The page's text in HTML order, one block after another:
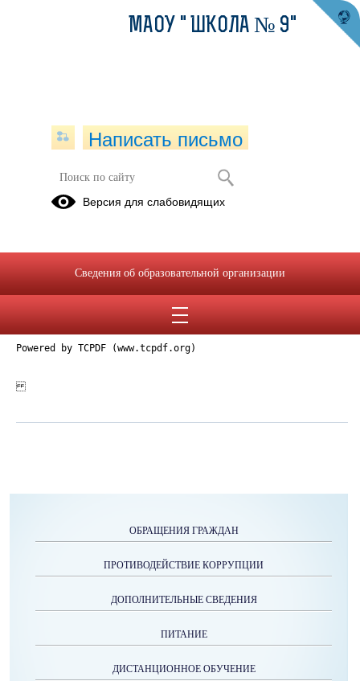
Стоимость услуги (работы).pdf
Опубликовано на сайте
8 января 2019
Powered by TCPDF (www.tcpdf.org)
ОБРАЩЕНИЯ ГРАЖДАН
ПРОТИВОДЕЙСТВИЕ КОРРУПЦИИ
ДОПОЛНИТЕЛЬНЫЕ СВЕДЕНИЯ
ПИТАНИЕ
ДИСТАНЦИОННОЕ ОБУЧЕНИЕ
МАОУ " ШКОЛА № 9"
Написать письмо
Версия для слабовидящих
Сведения об образовательной организации